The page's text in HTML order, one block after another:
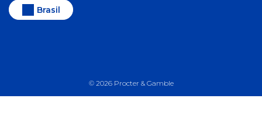
Brasil
© 2026Procter & Gamble